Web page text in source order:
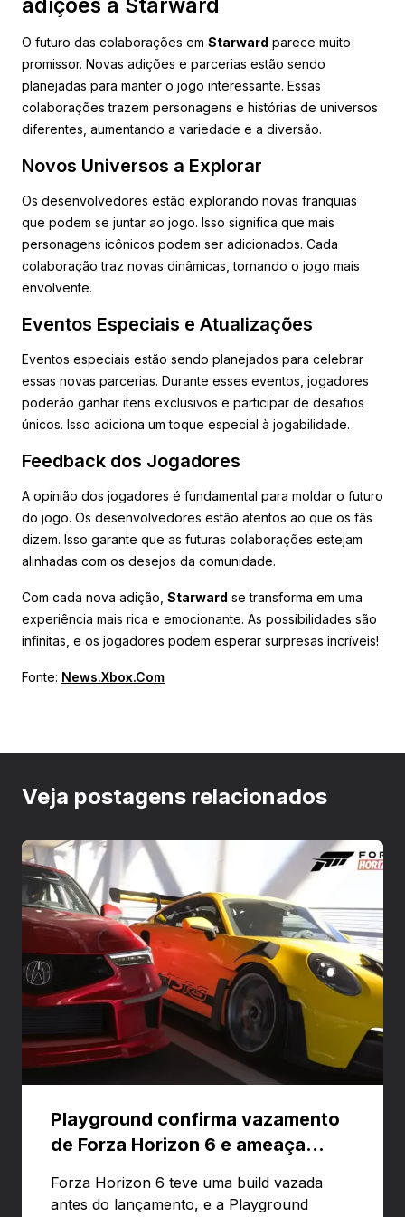
adições a Starward
O futuro das colaborações em Starward parece muito
promissor. Novas adições e parcerias estão sendo
planejadas para manter o jogo interessante. Essas
colaborações trazem personagens e histórias de universos
diferentes, aumentando a variedade e a diversão.
Novos Universos a Explorar
Os desenvolvedores estão explorando novas franquias
que podem se juntar ao jogo. Isso significa que mais
personagens icônicos podem ser adicionados. Cada
colaboração traz novas dinâmicas, tornando o jogo mais
envolvente.
Eventos Especiais e Atualizações
Eventos especiais estão sendo planejados para celebrar
essas novas parcerias. Durante esses eventos, jogadores
poderão ganhar itens exclusivos e participar de desafios
únicos. Isso adiciona um toque especial à jogabilidade.
Feedback dos Jogadores
A opinião dos jogadores é fundamental para moldar o futuro
do jogo. Os desenvolvedores estão atentos ao que os fãs
dizem. Isso garante que as futuras colaborações estejam
alinhadas com os desejos da comunidade.
Com cada nova adição, Starward se transforma em uma
experiência mais rica e emocionante. As possibilidades são
infinitas, e os jogadores podem esperar surpresas incríveis!
Fonte: News.Xbox.Com
Veja postagens relacionados
Playground confirma vazamento
de Forza Horizon 6 e ameaça
Forza Horizon 6 teve uma build vazada
antes do lançamento, e a Playground